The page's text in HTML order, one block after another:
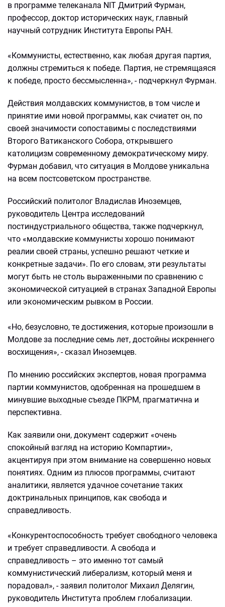
в программе телеканала NIT Дмитрий Фурман,
профессор, доктор исторических наук, главный
научный сотрудник Института Европы РАН.
«Коммунисты, естественно, как любая другая партия,
должны стремиться к победе. Партия, не стремящаяся
к победе, просто бессмысленна», - подчеркнул Фурман.
Действия молдавских коммунистов, в том числе и
принятие ими новой программы, как счиатет он, по
своей значимости сопоставимы с последствиями
Второго Ватиканского Собора, открывшего
католицизм современному демократическому миру.
Фурман добавил, что ситуация в Молдове уникальна
на всем постсоветском пространстве.
Российский политолог Владислав Иноземцев,
руководитель Центра исследований
постиндустриального общества, также подчеркнул,
что «молдавские коммунисты хорошо понимают
реалии своей страны, успешно решают четкие и
конкретные задачи». По его словам, эти результаты
могут быть не столь выраженными по сравнению с
экономической ситуацией в странах Западной Европы
или экономическим рывком в России.
«Но, безусловно, те достижения, которые произошли в
Молдове за последние семь лет, достойны искреннего
восхищения», - сказал Иноземцев.
По мнению российских экспертов, новая программа
партии коммунистов, одобренная на прошедшем в
минувшие выходные съезде ПКРМ, прагматична и
перспективна.
Как заявили они, документ содержит «очень
спокойный взгляд на историю Компартии»,
акцентируя при этом внимание на совершенно новых
понятиях. Одним из плюсов программы, считают
аналитики, является удачное сочетание таких
доктринальных принципов, как свобода и
справедливость.
«Конкурентоспособность требует свободного человека
и требует справедливости. А свобода и
справедливость – это именно тот самый
коммунистический либерализм, который меня и
порадовал», - заявил политолог Михаил Делягин,
руководитель Института проблем глобализации.